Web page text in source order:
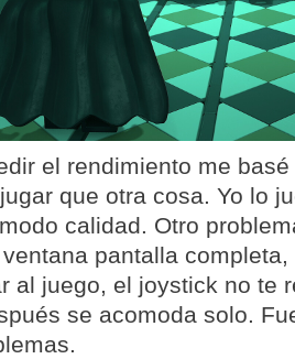
el rendimiento me
que otra cosa. Yo lo
calidad. Otro
pantalla
al juego, el joystick no te
se acomoda solo.